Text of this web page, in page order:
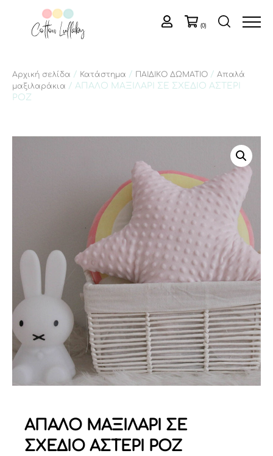
(0)
Αρχική σελίδα / Κατάστημα / ΠΑΙΔΙΚΟ ΔΩΜΑΤΙΟ / Απαλά
μαξιλαράκια / ΑΠΑΛΟ ΜΑΞΙΛΑΡΙ ΣΕ ΣΧΕΔΙΟ ΑΣΤΕΡΙ
ΡΟΖ
ΑΠΑΛΟ ΜΑΞΙΛΑΡΙ ΣΕ
ΣΧΕΔΙΟ ΑΣΤΕΡΙ ΡΟΖ